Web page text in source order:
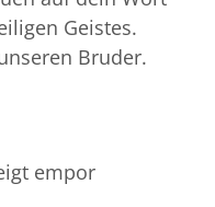
Geistes.
Bruder.
empor